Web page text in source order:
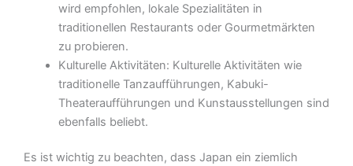
wird empfohlen, lokale Spezialitäten in
traditionellen Restaurants oder Gourmetmärkten
zu probieren.
Kulturelle Aktivitäten: Kulturelle Aktivitäten wie
traditionelle Tanzaufführungen, Kabuki-
Theateraufführungen und Kunstausstellungen sind
ebenfalls beliebt.
Es ist wichtig zu beachten, dass Japan ein ziemlich